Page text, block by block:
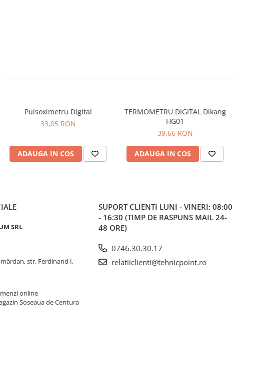
Pulsoximetru Digital
33,05 RON
ADAUGA IN COS
TERMOMETRU DIGITAL Dikang
HG01
39,66 RON
ADAUGA IN COS
SRL
str. Ferdinand I,
online
Soseaua de Centura
SUPORT CLIENTI LUNI - VINERI: 08:00
- 16:30 (TIMP DE RASPUNS MAIL 24-
48 ORE)
0746.30.30.17
relatiiclienti@tehnicpoint.ro